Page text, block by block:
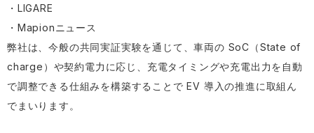
・ LIGARE
・ Mapionニュース
弊社は、今般の共同実証実験を通じて、車両の SoC（State of
charge）や契約電力に応じ、充電タイミングや充電出力を自動
で調整できる仕組みを構築することで EV 導入の推進に取組ん
でまいります。